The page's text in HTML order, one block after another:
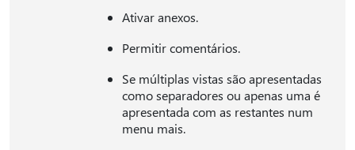
Ativar anexos.
Permitir comentários.
Se múltiplas vistas são apresentadas
como separadores ou apenas uma é
apresentada com as restantes num
menu mais.